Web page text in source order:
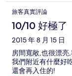
旅客真實評論
10/10 好極了
2015 年 8 月 15 日
房間寬敞,也很漂
我們附近有什麼好
還會再入住的!